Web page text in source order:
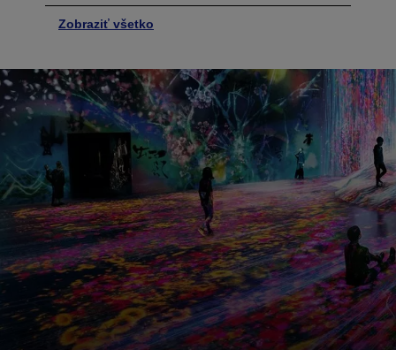
Zobraziť všetko